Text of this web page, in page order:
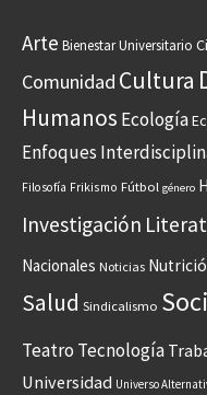
Arte Bienestar Universitario
Comunidad Cultura
Humanos Ecología
Enfoques
Filosofía Frikismo Fútbol género
Investigación
Nacionales Noticias
Salud Sindicalismo
Teatro Tecnología
Universidad Universo